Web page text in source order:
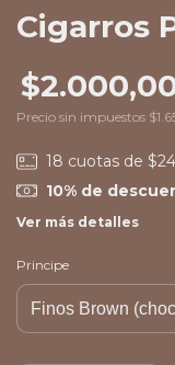
Cigarros
Precio sin impuestos
18 cuotas de
10% de
Ver más detalles
Principe